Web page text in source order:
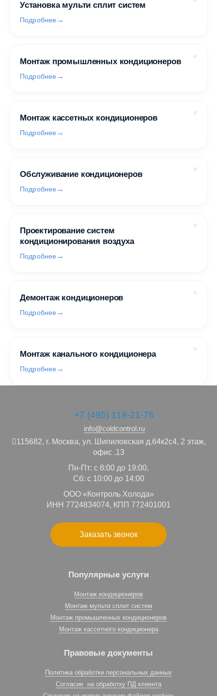
Установка мульти сплит систем
Подробнее
Монтаж промышленных кондиционеров
Подробнее
Монтаж кассетных кондиционеров
Подробнее
Обслуживание кондиционеров
Подробнее
Проектирование систем
кондиционирования воздуха
Подробнее
Демонтаж кондиционеров
Подробнее
Монтаж канального кондиционера
Подробнее
+7 (495) 118-21-75
info@coldcontrol.ru
115682, г. Москва, ул. Шипиловская д.64к2с4, 2 этаж,
офис .13
Пн-Пт: с 8:00 до 19:00,
Сб: с 10:00 до 14:00
ООО «Контроль Холода»
ИНН 7724834074, КПП 772401001
Заказать звонок
Популярные услуги
Монтаж кондиционеров
Монтаж мульти сплит систем
Монтаж промышленных кондиционеров
Монтаж кассетного кондиционера
Правовые документы
Политика обработки персональных данных
Согласие на обработку ПД клиента